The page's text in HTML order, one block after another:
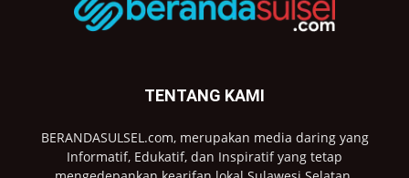
TENTANG KAMI
BERANDASULSEL.com, merupakan media daring yang
Informatif, Edukatif, dan Inspiratif yang tetap